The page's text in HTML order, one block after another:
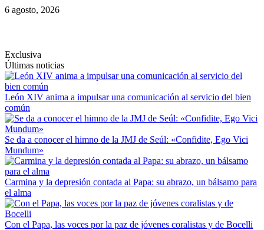
Saltar
6 agosto, 2026
Exclusiva
Últimas noticias
León XIV anima a impulsar una comunicación al servicio del bien
común
Se da a conocer el himno de la JMJ de Seúl: «Confidite, Ego Vici
Mundum»
Carmina y la depresión contada al Papa: su abrazo, un bálsamo para
el alma
Con el Papa, las voces por la paz de jóvenes coralistas y de Bocelli